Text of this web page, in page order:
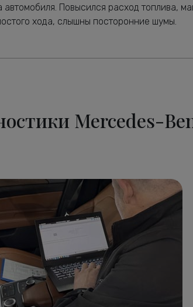
автомобиля. Повысился расход топлива,
хода, слышны посторонние шумы.
Mercedes-